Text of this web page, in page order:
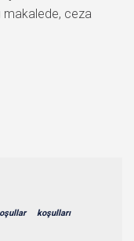
makalede, ceza
koşulları